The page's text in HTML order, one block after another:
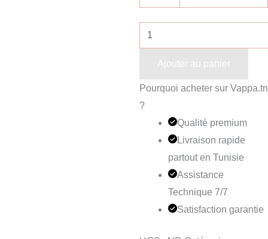
Ajouter au panier
Pourquoi acheter sur Vappa.tn
?
Qualité premium
Livraison rapide
partout en Tunisie
Assistance
Technique 7/7
Satisfaction garantie